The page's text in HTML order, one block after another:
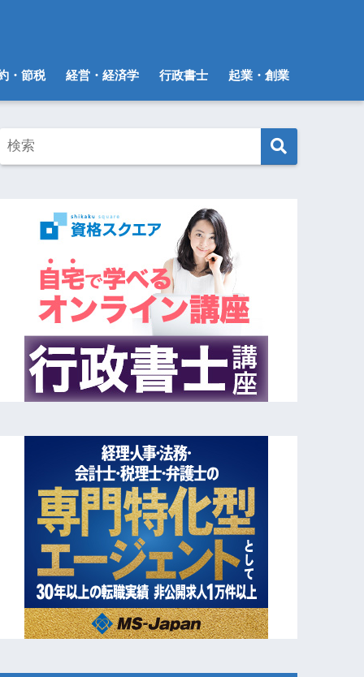
・節税 経営・経済学 行政書士 起業・創業